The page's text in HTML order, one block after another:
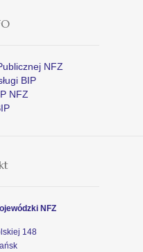
NFZ
BIP
NFZ
NFZ
148